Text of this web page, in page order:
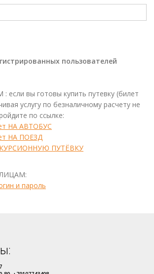
пользователей
вы готовы купить путевку (билет
услугу по безналичному расчету не
по ссылке:
НА АВТОБУС
НА ПОЕЗД
ПУТЁВКУ
и пароль